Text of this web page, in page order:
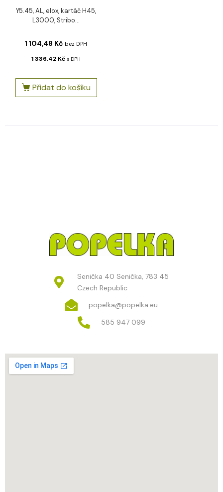
Y5.45, AL, elox, kartáč H45,
L3000, Stribo...
1 104,48 Kč bez DPH
1 336,42 Kč s DPH
Přidat do košíku
Senička 40 Senička, 783 45
Czech Republic
popelka@popelka.eu
585 947 099